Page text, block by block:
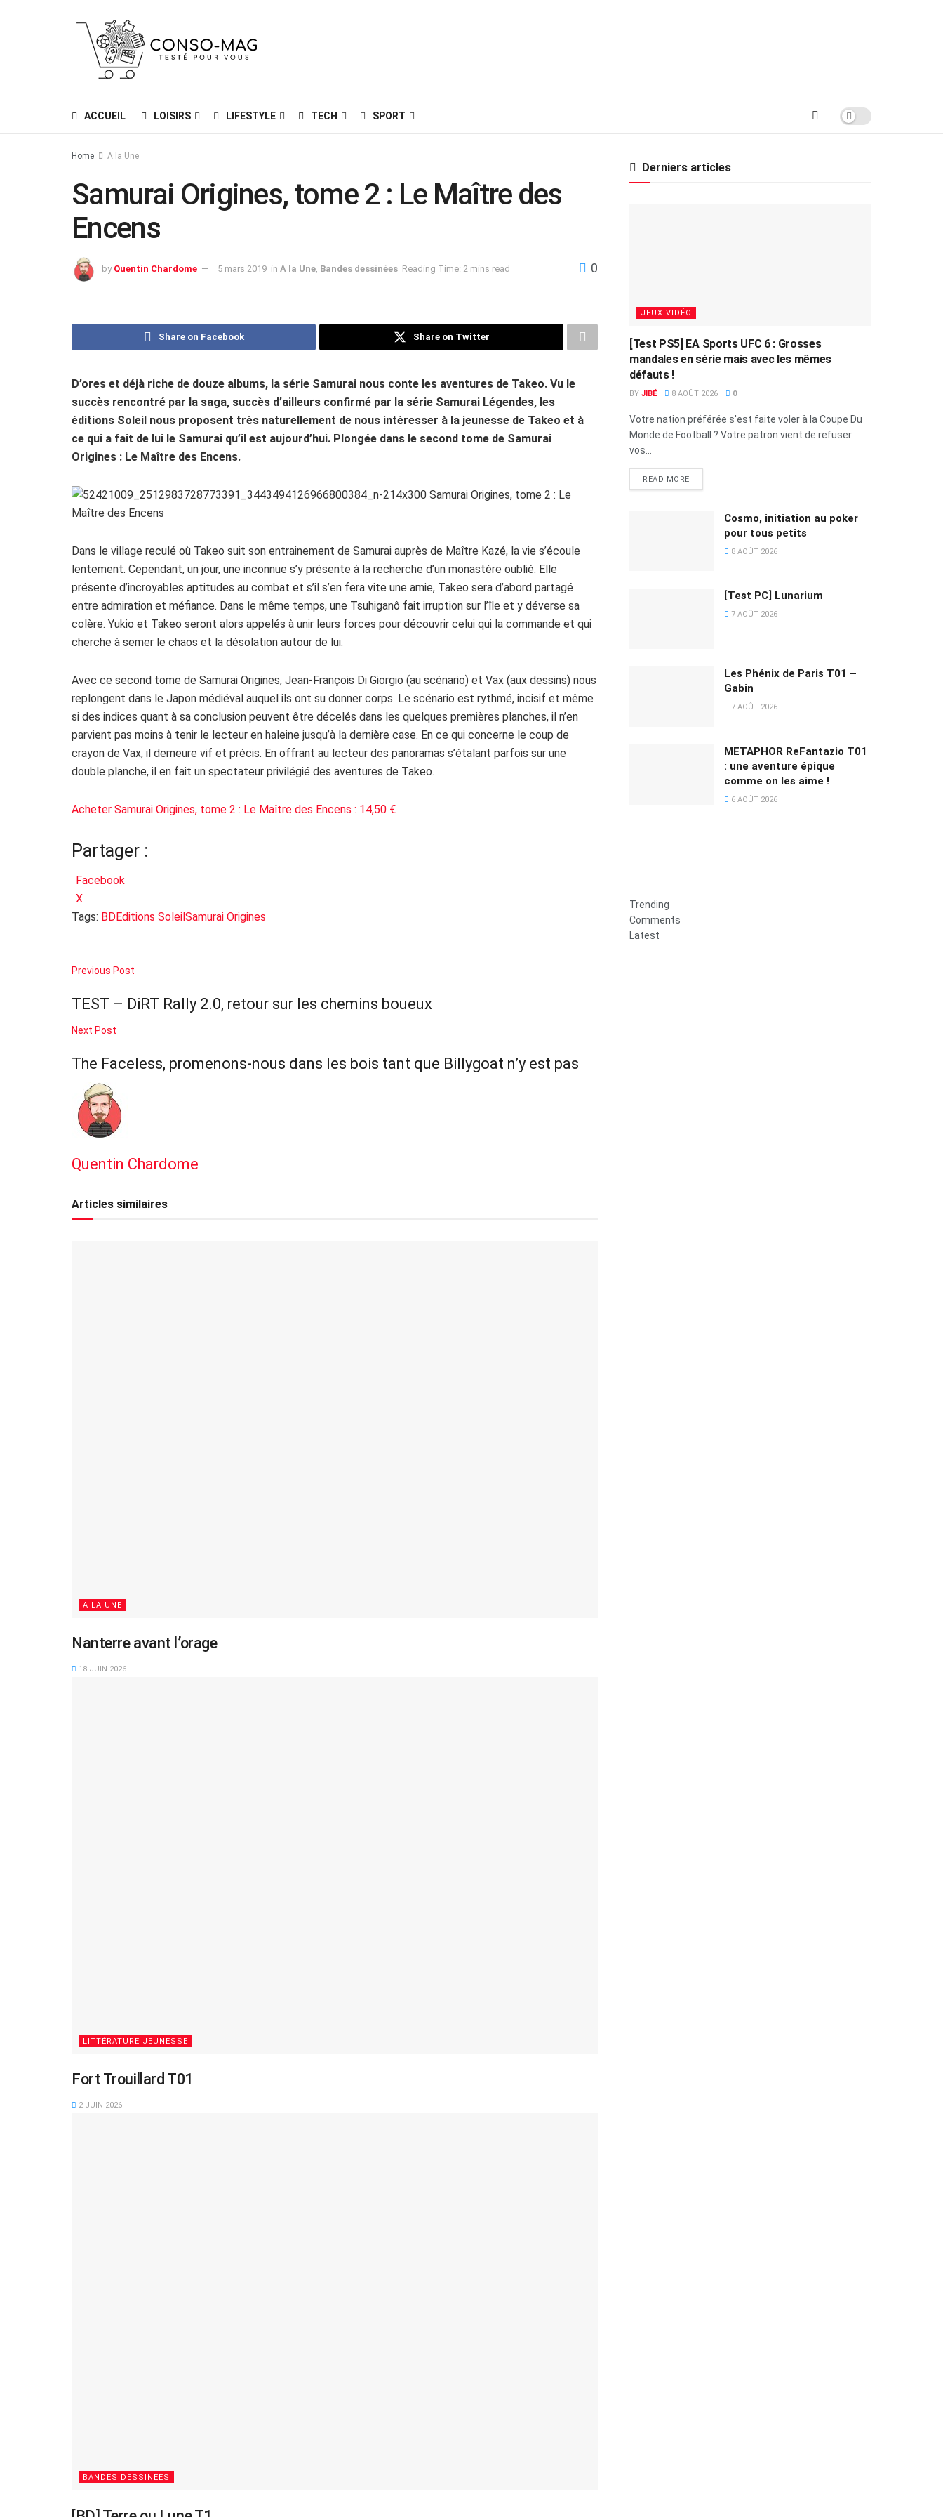
ACCUEIL LOISIRS LIFESTYLE TECH SPORT
Home A la Une
Samurai Origines, tome 2 : Le Maître des
Encens
by Quentin Chardome 5 mars 2019 in A la Une Bandes dessinées Reading Time: 2 mins read 0
Share on Facebook Share on Twitter
D’ores et déjà riche de douze albums, la série Samurai nous conte les aventures de Takeo. Vu le
succès rencontré par la saga, succès d’ailleurs confirmé par la série Samurai Légendes, les
éditions Soleil nous proposent très naturellement de nous intéresser à la jeunesse de Takeo et à
ce qui a fait de lui le Samurai qu’il est aujourd’hui. Plongée dans le second tome de Samurai
Origines : Le Maître des Encens.
Dans le village reculé où Takeo suit son entrainement de Samurai auprès de Maître Kazé, la vie s’écoule
lentement. Cependant, un jour, une inconnue s’y présente à la recherche d’un monastère oublié. Elle
présente d’incroyables aptitudes au combat et s’il s’en fera vite une amie, Takeo sera d’abord partagé
entre admiration et méfiance. Dans le même temps, une Tsuhiganô fait irruption sur l’île et y déverse sa
colère. Yukio et Takeo seront alors appelés à unir leurs forces pour découvrir celui qui la commande et qui
cherche à semer le chaos et la désolation autour de lui.
Avec ce second tome de Samurai Origines, Jean-François Di Giorgio (au scénario) et Vax (aux dessins) nous
replongent dans le Japon médiéval auquel ils ont su donner corps. Le scénario est rythmé, incisif et même
si des indices quant à sa conclusion peuvent être décelés dans les quelques premières planches, il n’en
parvient pas moins à tenir le lecteur en haleine jusqu’à la dernière case. En ce qui concerne le coup de
crayon de Vax, il demeure vif et précis. En offrant au lecteur des panoramas s’étalant parfois sur une
double planche, il en fait un spectateur privilégié des aventures de Takeo.
Acheter Samurai Origines, tome 2 : Le Maître des Encens : 14,50 €
Partager :
Facebook
X
Tags: BDEditions Soleil Samurai Origines
Previous Post
TEST – DiRT Rally 2.0, retour sur les chemins boueux
Next Post
The Faceless, promenons-nous dans les bois tant que Billygoat n’y est pas
Quentin Chardome
Articles similaires
A LA UNE
Nanterre avant l’orage
18 JUIN 2026
LITTÉRATURE JEUNESSE
Fort Trouillard T01
2 JUIN 2026
BANDES DESSINÉES
Derniers articles
JEUX VIDÉO
[Test PS5] EA Sports UFC 6 : Grosses
mandales en série mais avec les mêmes
défauts !
BY JIBÉ 8 AOÛT 2026 0
Votre nation préférée s'est faite voler à la Coupe Du
Monde de Football ? Votre patron vient de refuser
vos...
READ MORE
Cosmo, initiation au poker
pour tous petits
8 AOÛT 2026
[Test PC] Lunarium
7 AOÛT 2026
Les Phénix de Paris T01 –
Gabin
7 AOÛT 2026
METAPHOR ReFantazio T01
: une aventure épique
comme on les aime !
6 AOÛT 2026
Trending
Comments
Latest